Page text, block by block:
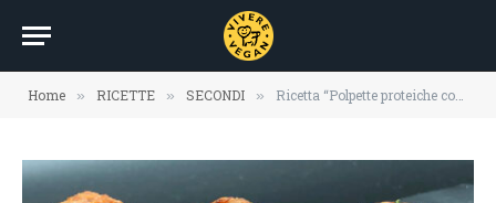
Home » RICETTE » SECONDI » Ricetta “Polpette proteiche con legumi e avena”